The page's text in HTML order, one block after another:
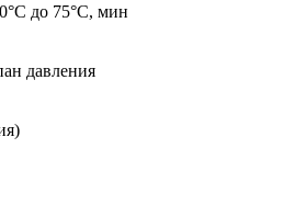
до 75°С, мин
давления